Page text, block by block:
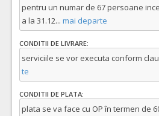
pentru un numar de 67 persoane
a la 31.12... mai departe
CONDITII DE LIVRARE:
serviciile se vor executa conform
te
CONDITII DE PLATA:
plata se va face cu OP în termen de